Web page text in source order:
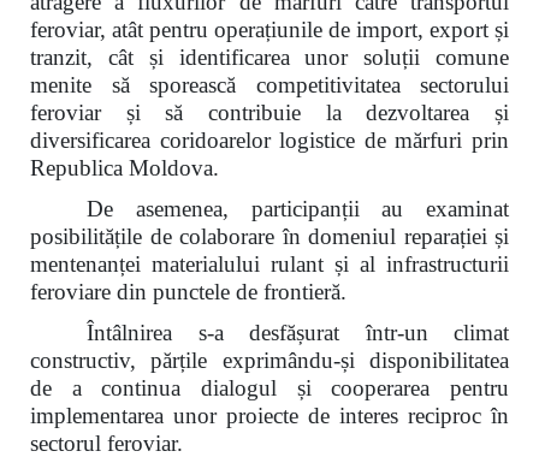
feroviar, atât pentru operațiunile de import, export și
tranzit, cât și identificarea unor soluții comune
menite să sporească competitivitatea sectorului
feroviar și să contribuie la dezvoltarea și
diversificarea coridoarelor logistice de mărfuri prin
Republica Moldova.
De asemenea, participanții au examinat
posibilitățile de colaborare în domeniul reparației și
mentenanței materialului rulant și al infrastructurii
feroviare din punctele de frontieră.
Întâlnirea s-a desfășurat într-un climat
constructiv, părțile exprimându-și disponibilitatea
de a continua dialogul și cooperarea pentru
implementarea unor proiecte de interes reciproc în
sectorul feroviar.